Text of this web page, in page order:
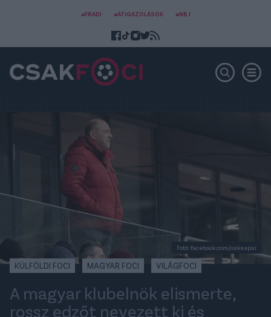
#FRADI #ÁTIGAZOLÁSOK #NB I
Fotó: facebook.com/osksepsi
KÜLFÖLDI FOCI MAGYAR FOCI VILÁGFOCI
A magyar klubelnök elismerte,
rossz edzőt nevezett ki és